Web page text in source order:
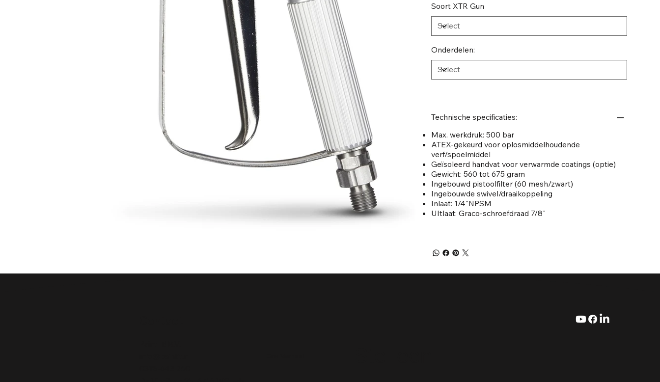
Soort XTR Gun
Onderdelen:
Technische specificaties:
Max. werkdruk: 500 bar
ATEX-gekeurd voor oplosmiddelhoudende
verf/spoelmiddel
Geïsoleerd handvat voor verwarmde coatings (optie)
Gewicht: 560 tot 675 gram
Ingebouwd pistoolfilter (60 mesh/zwart)
Ingebouwde swivel/draaikoppeling
Inlaat: 1/4"NPSM
UItlaat: Graco-schroefdraad 7/8"